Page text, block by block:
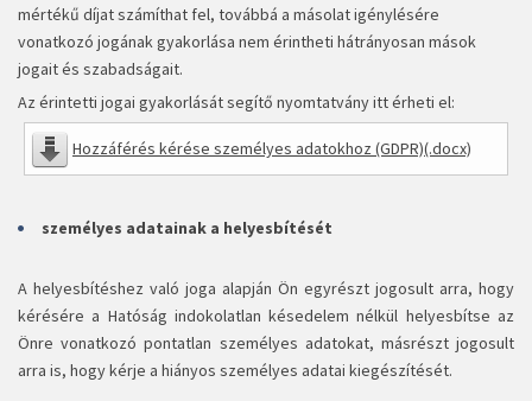
mértékű díjat számíthat fel, továbbá a másolat igénylésére
vonatkozó jogának gyakorlása nem érintheti hátrányosan mások
jogait és szabadságait.
Az érintetti jogai gyakorlását segítő nyomtatvány itt érheti el:
Hozzáférés kérése személyes adatokhoz (GDPR)(.docx)
személyes adatainak a helyesbítését
A helyesbítéshez való joga alapján Ön egyrészt jogosult arra, hogy
kérésére a Hatóság indokolatlan késedelem nélkül helyesbítse az
Önre vonatkozó pontatlan személyes adatokat, másrészt jogosult
arra is, hogy kérje a hiányos személyes adatai kiegészítését.